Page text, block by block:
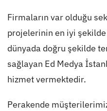
Firmaların var olduğu
projelerinin en iyi
dünyada doğru şekilde
sağlayan Ed Medya
hizmet vermektedir.
Perakende